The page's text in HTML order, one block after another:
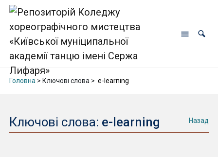
Головна > Ключові слова > e-learning
Ключові слова: e-learning Назад